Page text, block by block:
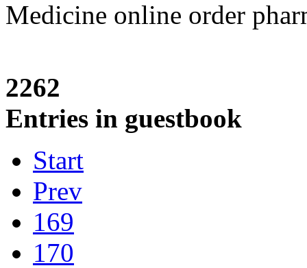
Medicine online order
2262
Entries in guestbook
Start
Prev
169
170